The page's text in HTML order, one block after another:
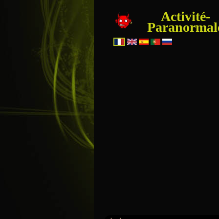
Activité-